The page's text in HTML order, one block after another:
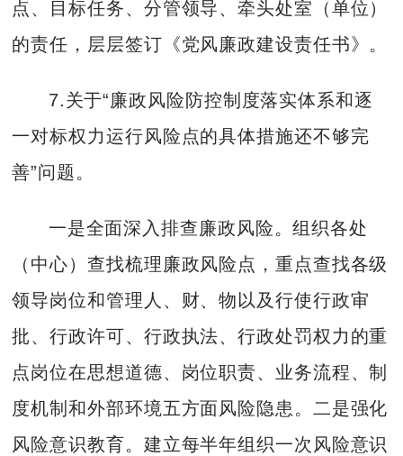
点、目标任务、分管领导、牵头处室（单位）
的责任，层层签订《党风廉政建设责任书》。
7.关于“廉政风险防控制度落实体系和逐
一对标权力运行风险点的具体措施还不够完
善”问题。
一是全面深入排查廉政风险。组织各处
（中心）查找梳理廉政风险点，重点查找各级
领导岗位和管理人、财、物以及行使行政审
批、行政许可、行政执法、行政处罚权力的重
点岗位在思想道德、岗位职责、业务流程、制
度机制和外部环境五方面风险隐患。二是强化
风险意识教育。建立每半年组织一次风险意识